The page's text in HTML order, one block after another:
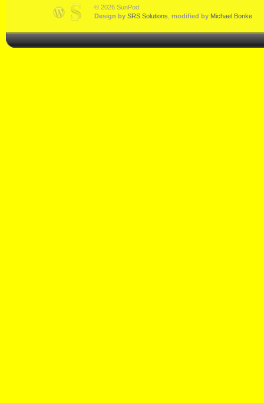
© 2026 SunPod
Design by SRS Solutions modified by Michael Bonke